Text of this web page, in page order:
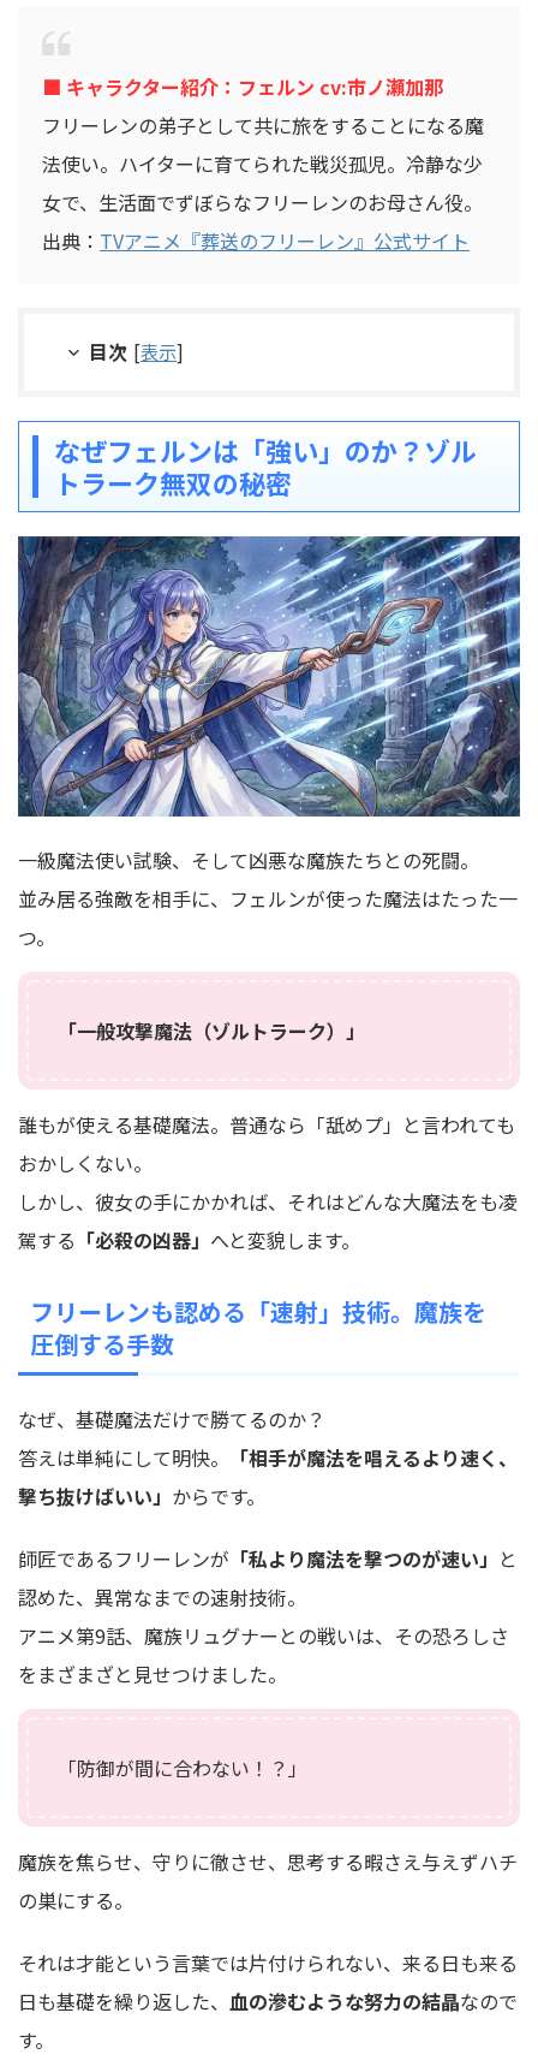
■ キャラクター紹介：フェルン cv:市ノ瀬加那
フリーレンの弟子として共に旅をすることになる魔
法使い。ハイターに育てられた戦災孤児。冷静な少
女で、生活面でずぼらなフリーレンのお母さん役。
出典： TVアニメ『葬送のフリーレン』公式サイト
目次 [表示]
なぜフェルンは「強い」のか？ゾル
トラーク無双の秘密
一級魔法使い試験、そして凶悪な魔族たちとの死闘。
並み居る強敵を相手に、フェルンが使った魔法はたった一
つ。
「一般攻撃魔法（ゾルトラーク）」
誰もが使える基礎魔法。普通なら「舐めプ」と言われても
おかしくない。
しかし、彼女の手にかかれば、それはどんな大魔法をも凌
駕する 「必殺の凶器」 へと変貌します。
フリーレンも認める「速射」技術。魔族を
圧倒する手数
なぜ、基礎魔法だけで勝てるのか？
答えは単純にして明快。
「相手が魔法を唱えるより速く、
撃ち抜けばいい」 からです。
師匠であるフリーレンが 「私より魔法を撃つのが速い」 と
認めた、異常なまでの速射技術。
アニメ第9話、魔族リュグナーとの戦いは、その恐ろしさ
をまざまざと見せつけました。
「防御が間に合わない！？」
魔族を焦らせ、守りに徹させ、思考する暇さえ与えずハチ
の巣にする。
それは才能という言葉では片付けられない、来る日も来る
日も基礎を繰り返した、 血の滲むような努力の結晶なので
す。